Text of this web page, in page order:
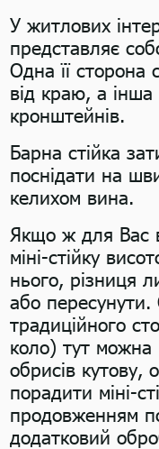
У житлових
представляє
Одна її сторона
від краю, а інша
кронштейнів.
Барна стійка
поснідати на
келихом вина.
Якщо ж для Вас
міні-стійку
нього, різниця
або пересунути.
традиційного
коло) тут
обрисів кутову,
порадити міні-
продовженням
додатковий